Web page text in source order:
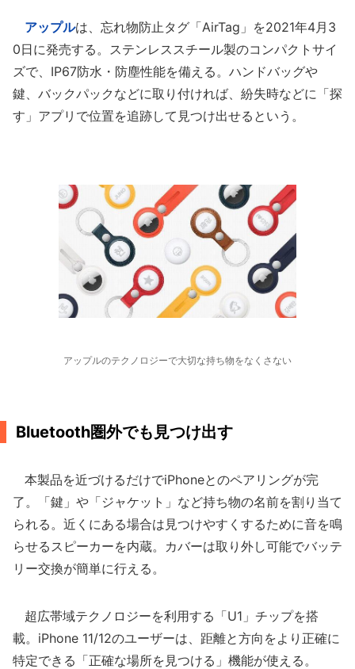
アップルは、忘れ物防止タグ「AirTag」を2021年4月3
0日に発売する。ステンレススチール製のコンパクトサイ
ズで、IP67防水・防塵性能を備える。ハンドバッグや
鍵、バックパックなどに取り付ければ、紛失時などに「探
す」アプリで位置を追跡して見つけ出せるという。
アップルのテクノロジーで大切な持ち物をなくさない
Bluetooth圏外でも見つけ出す
本製品を近づけるだけでiPhoneとのペアリングが完
了。「鍵」や「ジャケット」など持ち物の名前を割り当て
られる。近くにある場合は見つけやすくするために音を鳴
らせるスピーカーを内蔵。カバーは取り外し可能でバッテ
リー交換が簡単に行える。
超広帯域テクノロジーを利用する「U1」チップを搭
載。iPhone 11/12のユーザーは、距離と方向をより正確に
特定できる「正確な場所を見つける」機能が使える。